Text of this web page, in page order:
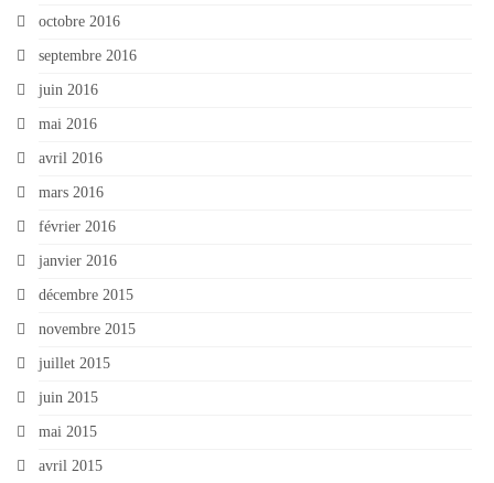
octobre 2016
septembre 2016
juin 2016
mai 2016
avril 2016
mars 2016
février 2016
janvier 2016
décembre 2015
novembre 2015
juillet 2015
juin 2015
mai 2015
avril 2015